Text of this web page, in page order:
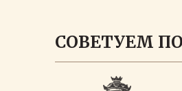
СОВЕТУЕМ